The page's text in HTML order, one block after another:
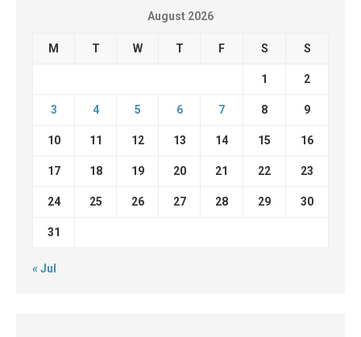
August 2026
M T W T F S S
1 2
3 4 5 6 7 8 9
10 11 12 13 14 15 16
17 18 19 20 21 22 23
24 25 26 27 28 29 30
31
« Jul